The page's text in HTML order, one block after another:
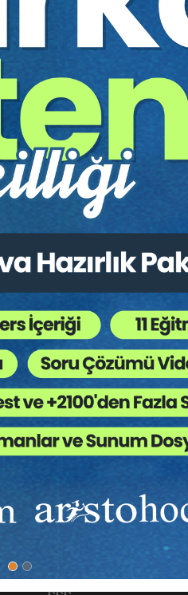
75,00 TL 45,00
Sepete Ekle
okuyabilirsiniz.
/ Sempozyumlar,
yapma düşüncesi
bunlardan sadece
imkânsız olduğu haller söz